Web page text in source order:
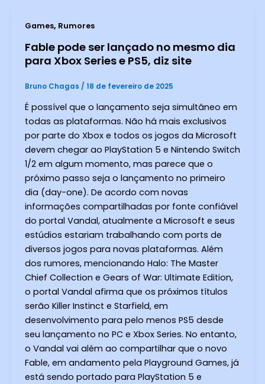
Games, Rumores
Fable pode ser lançado no mesmo dia
para Xbox Series e PS5, diz site
Bruno Chagas / 18 de fevereiro de 2025
É possível que o lançamento seja simultâneo em
todas as plataformas. Não há mais exclusivos
por parte do Xbox e todos os jogos da Microsoft
devem chegar ao PlayStation 5 e Nintendo Switch
1/2 em algum momento, mas parece que o
próximo passo seja o lançamento no primeiro
dia (day-one). De acordo com novas
informações compartilhadas por fonte confiável
do portal Vandal, atualmente a Microsoft e seus
estúdios estariam trabalhando com ports de
diversos jogos para novas plataformas. Além
dos rumores, mencionando Halo: The Master
Chief Collection e Gears of War: Ultimate Edition,
o portal Vandal afirma que os próximos títulos
serão Killer Instinct e Starfield, em
desenvolvimento para pelo menos PS5 desde
seu lançamento no PC e Xbox Series. No entanto,
o Vandal vai além ao compartilhar que o novo
Fable, em andamento pela Playground Games, já
está sendo portado para PlayStation 5 e